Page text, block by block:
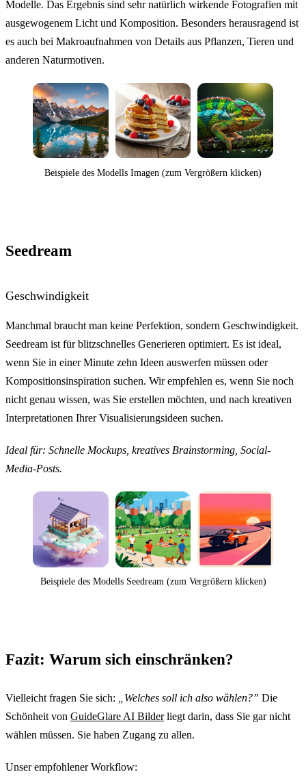
Modelle. Das Ergebnis sind sehr natürlich wirkende Fotografien mit
ausgewogenem Licht und Komposition. Besonders herausragend ist
es auch bei Makroaufnahmen von Details aus Pflanzen, Tieren und
anderen Naturmotiven.
Beispiele des Modells Imagen (zum Vergrößern klicken)
Seedream
Geschwindigkeit
Manchmal braucht man keine Perfektion, sondern Geschwindigkeit.
Seedream ist für blitzschnelles Generieren optimiert. Es ist ideal,
wenn Sie in einer Minute zehn Ideen auswerfen müssen oder
Kompositionsinspiration suchen. Wir empfehlen es, wenn Sie noch
nicht genau wissen, was Sie erstellen möchten, und nach kreativen
Interpretationen Ihrer Visualisierungsideen suchen.
Ideal für: Schnelle Mockups, kreatives Brainstorming, Social-
Media-Posts.
Beispiele des Modells Seedream (zum Vergrößern klicken)
Fazit: Warum sich einschränken?
Vielleicht fragen Sie sich: „Welches soll ich also wählen?” Die
Schönheit von GuideGlare AI Bilderliegt darin, dass Sie gar nicht
wählen müssen. Sie haben Zugang zu allen.
Unser empfohlener Workflow: